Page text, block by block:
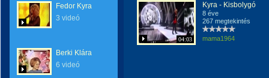
Fedor Kyra
3 videó
Berki Klára
6 videó
04:03
Kyra - Kisbolygó
8 éve
267 megtekintés
mama1964